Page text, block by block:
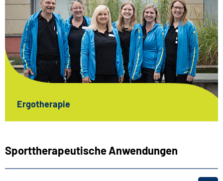
Ergotherapie
Sporttherapeutische Anwendungen